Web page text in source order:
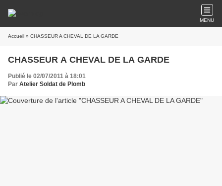
MENU
Accueil » CHASSEUR A CHEVAL DE LA GARDE
CHASSEUR A CHEVAL DE LA GARDE
Publié le 02/07/2011 à 18:01
Par Atelier Soldat de Plomb